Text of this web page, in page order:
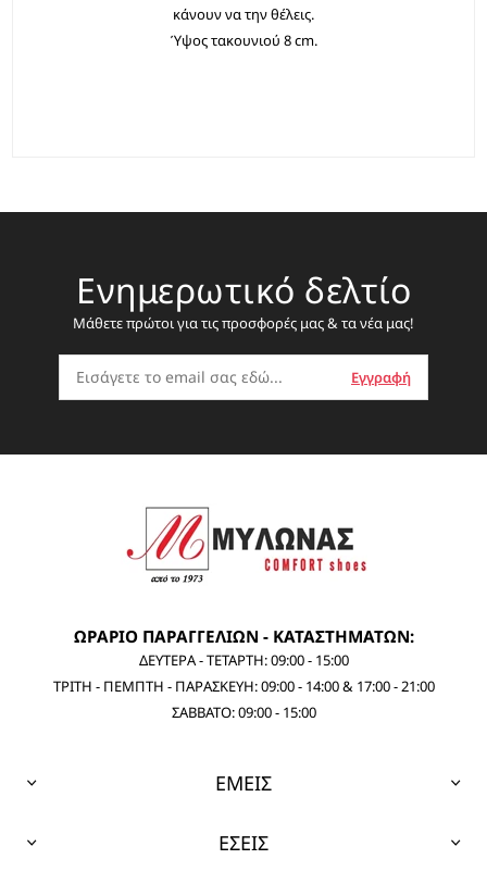
κάνουν να την θέλεις.
Ύψος τακουνιού 8 cm.
Ενημερωτικό δελτίο
Μάθετε πρώτοι για τις προσφορές μας & τα νέα μας!
ΩΡΑΡΙΟ ΠΑΡΑΓΓΕΛΙΩΝ - ΚΑΤΑΣΤΗΜΑΤΩΝ:
ΔΕΥΤΕΡΑ - ΤΕΤΑΡΤΗ: 09:00 - 15:00
ΤΡΙΤΗ - ΠΕΜΠΤΗ - ΠΑΡΑΣΚΕΥΗ: 09:00 - 14:00 & 17:00 - 21:00
ΣΑΒΒΑΤΟ: 09:00 - 15:00
ΕΜΕΙΣ
ΕΣΕΙΣ